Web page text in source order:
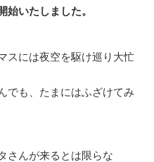
始いたしました。
スには夜空を駆け巡り大忙
でも、たまにはふざけてみ
さんが来るとは限らな